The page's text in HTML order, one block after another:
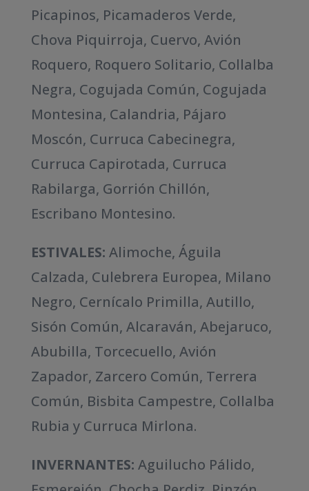
Picapinos, Picamaderos Verde,
Chova Piquirroja, Cuervo, Avión
Roquero, Roquero Solitario, Collalba
Negra, Cogujada Común, Cogujada
Montesina, Calandria, Pájaro
Moscón, Curruca Cabecinegra,
Curruca Capirotada, Curruca
Rabilarga, Gorrión Chillón,
Escribano Montesino.
ESTIVALES: Alimoche, Águila
Calzada, Culebrera Europea, Milano
Negro, Cernícalo Primilla, Autillo,
Sisón Común, Alcaraván, Abejaruco,
Abubilla, Torcecuello, Avión
Zapador, Zarcero Común, Terrera
Común, Bisbita Campestre, Collalba
Rubia y Curruca Mirlona.
INVERNANTES: Aguilucho Pálido,